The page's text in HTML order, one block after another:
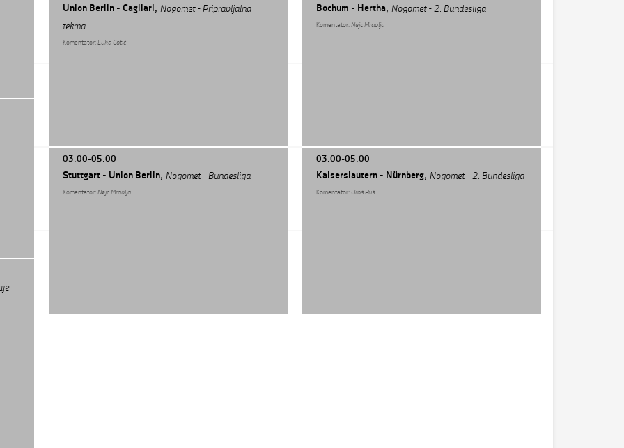
Bochum - Hertha, Nogomet - 2. Bundesliga
Komentator:Nejc Mravlja
03:00-05:00
Kaiserslautern - Nürnberg, Nogomet - 2. Bundesliga
Komentator: Uroš Puš
Union Berlin - Cagliari, Nogomet - Pripravljalna
tekma
Komentator:Luka Cotič
03:00-05:00
Stuttgart - Union Berlin, Nogomet - Bundesliga
Komentator:Nejc Mravlja